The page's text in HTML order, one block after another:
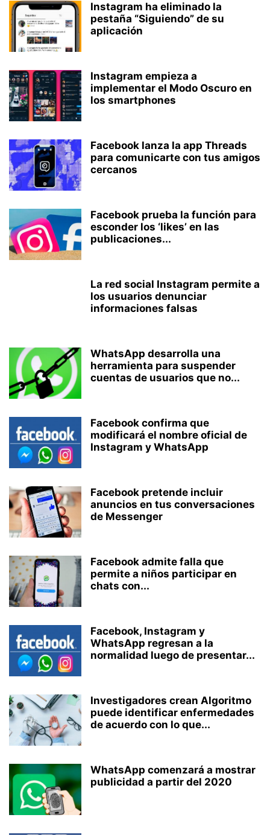
Instagram ha eliminado la
pestaña “Siguiendo” de su
aplicación
Instagram empieza a
implementar el Modo Oscuro en
los smartphones
Facebook lanza la app Threads
para comunicarte con tus amigos
cercanos
Facebook prueba la función para
esconder los ‘likes’ en las
publicaciones...
La red social Instagram permite a
los usuarios denunciar
informaciones falsas
WhatsApp desarrolla una
herramienta para suspender
cuentas de usuarios que no...
Facebook confirma que
modificará el nombre oficial de
Instagram y WhatsApp
Facebook pretende incluir
anuncios en tus conversaciones
de Messenger
Facebook admite falla que
permite a niños participar en
chats con...
Facebook, Instagram y
WhatsApp regresan a la
normalidad luego de presentar...
Investigadores crean Algoritmo
puede identificar enfermedades
de acuerdo con lo que...
WhatsApp comenzará a mostrar
publicidad a partir del 2020